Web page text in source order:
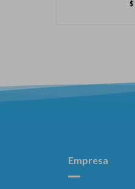
$
Empresa